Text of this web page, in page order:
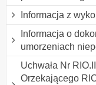
Informacja z
Informacja o
umorzeniach
Uchwała Nr
Orzekającego